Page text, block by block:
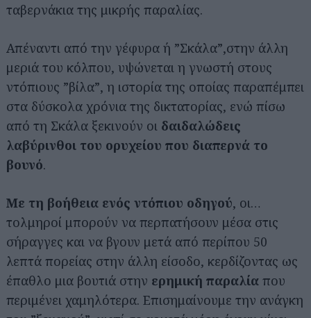
ταβερνάκια της μικρής παραλίας.
Απέναντι από την γέφυρα ή ”Σκάλα”,στην άλλη
μεριά του κόλπου, υψώνεται η γνωστή στους
ντόπιους ”βίλα”, η ιστορία της οποίας παραπέμπει
στα δύσκολα χρόνια της δικτατορίας, ενώ πίσω
από τη Σκάλα ξεκινούν οι δαιδαλώδεις
λαβύρινθοι του ορυχείου που διαπερνά το
βουνό.
Με τη βοήθεια ενός ντόπιου οδηγού, οι…
τολμηροί μπορούν να περπατήσουν μέσα στις
σήραγγες και να βγουν μετά από περίπου 50
λεπτά πορείας στην άλλη είσοδο, κερδίζοντας ως
έπαθλο μια βουτιά στην ερημική παραλία που
περιμένει χαμηλότερα. Επισημαίνουμε την ανάγκη